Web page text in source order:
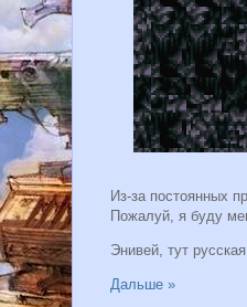
Из-за постоянных
Пожалуй, я буду
Энивей, тут
Дальше »